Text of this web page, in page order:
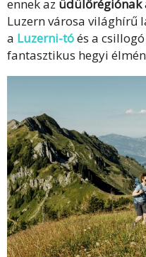
ennek az üdülőrégiónak
Luzern városa világhírű
a Luzerni-tóés a
fantasztikus hegyi